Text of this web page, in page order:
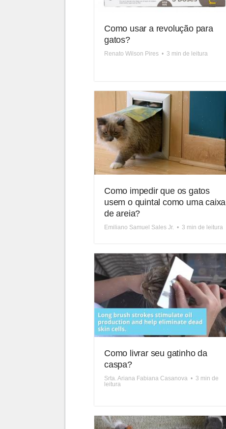
Como usar a revolução para
gatos?
Renato Wilson Pires • 3 min de leitura
Como impedir que os gatos
usem o quintal como uma caixa
de areia?
Emiliano Samuel Sales Jr. • 3 min de leitura
Como livrar seu gatinho da
caspa?
Srta. Ariana Fabiana Casanova • 3 min de
leitura